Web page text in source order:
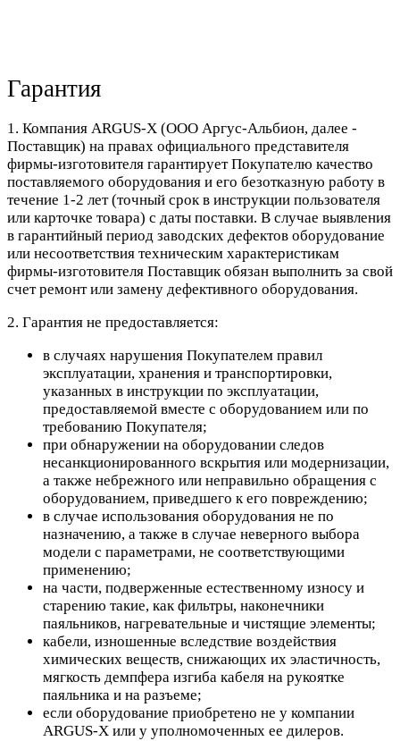
Гарантия
1. Компания ARGUS-X (ООО Аргус-Альбион, далее -
Поставщик) на правах официального представителя
фирмы-изготовителя гарантирует Покупателю качество
поставляемого оборудования и его безотказную работу в
течение 1-2 лет (точный срок в инструкции пользователя
или карточке товара) с даты поставки. В случае выявления
в гарантийный период заводских дефектов оборудование
или несоответствия техническим характеристикам
фирмы-изготовителя Поставщик обязан выполнить за свой
счет ремонт или замену дефективного оборудования.
2. Гарантия не предоставляется:
в случаях нарушения Покупателем правил
эксплуатации, хранения и транспортировки,
указанных в инструкции по эксплуатации,
предоставляемой вместе с оборудованием или по
требованию Покупателя;
при обнаружении на оборудовании следов
несанкционированного вскрытия или модернизации,
а также небрежного или неправильно обращения с
оборудованием, приведшего к его повреждению;
в случае использования оборудования не по
назначению, а также в случае неверного выбора
модели с параметрами, не соответствующими
применению;
на части, подверженные естественному износу и
старению такие, как фильтры, наконечники
паяльников, нагревательные и чистящие элементы;
кабели, изношенные вследствие воздействия
химических веществ, снижающих их эластичность,
мягкость демпфера изгиба кабеля на рукоятке
паяльника и на разъеме;
если оборудование приобретено не у компании
ARGUS-X или у уполномоченных ее дилеров.